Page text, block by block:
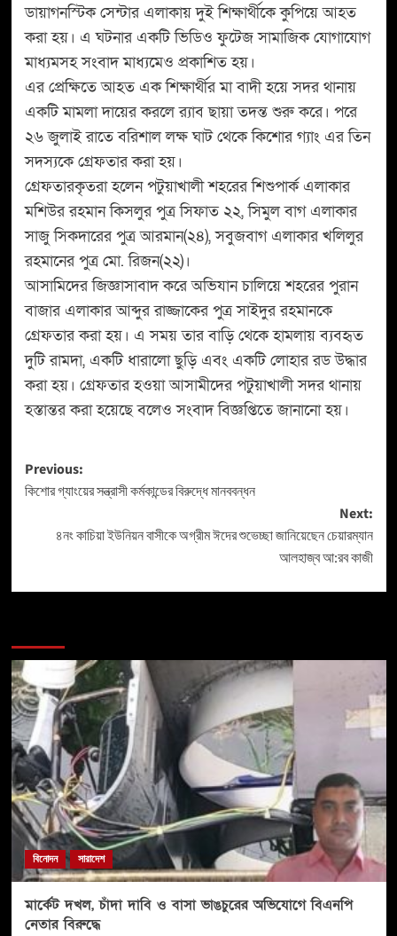
ডায়াগনস্টিক সেন্টার এলাকায় দুই শিক্ষার্থীকে কুপিয়ে আহত
করা হয়। এ ঘটনার একটি ভিডিও ফুটেজ সামাজিক যোগাযোগ
মাধ্যমসহ সংবাদ মাধ্যমেও প্রকাশিত হয়।
এর প্রেক্ষিতে আহত এক শিক্ষার্থীর মা বাদী হয়ে সদর থানায়
একটি মামলা দায়ের করলে র‌্যাব ছায়া তদন্ত শুরু করে। পরে
২৬ জুলাই রাতে বরিশাল লক্ষ ঘাট থেকে কিশোর গ্যাং এর তিন
সদস্যকে গ্রেফতার করা হয়।
গ্রেফতারকৃতরা হলেন পটুয়াখালী শহরের শিশুপার্ক এলাকার
মশিউর রহমান কিসলুর পুত্র সিফাত ২২, সিমুল বাগ এলাকার
সাজু সিকদারের পুত্র আরমান(২৪), সবুজবাগ এলাকার খলিলুর
রহমানের পুত্র মো. রিজন(২২)।
আসামিদের জিজ্ঞাসাবাদ করে অভিযান চালিয়ে শহরের পুরান
বাজার এলাকার আব্দুর রাজ্জাকের পুত্র সাইদুর রহমানকে
গ্রেফতার করা হয়। এ সময় তার বাড়ি থেকে হামলায় ব্যবহৃত
দুটি রামদা, একটি ধারালো ছুড়ি এবং একটি লোহার রড উদ্ধার
করা হয়। গ্রেফতার হওয়া আসামীদের পটুয়াখালী সদর থানায়
হস্তান্তর করা হয়েছে বলেও সংবাদ বিজ্ঞপ্তিতে জানানো হয়।
Previous:
কিশোর গ্যাংয়ের সন্ত্রাসী কর্মকান্ডের বিরুদ্ধে মানববন্ধন
Next:
৪নং কাচিয়া ইউনিয়ন বাসীকে অগ্রীম ঈদের শুভেচ্ছা জানিয়েছেন চেয়ারম্যান
আলহাজ্ব আ:রব কাজী
বিনোদন সারাদেশ
মার্কেট দখল, চাঁদা দাবি ও বাসা ভাঙচুরের অভিযোগে বিএনপি
নেতার বিরুদ্ধে